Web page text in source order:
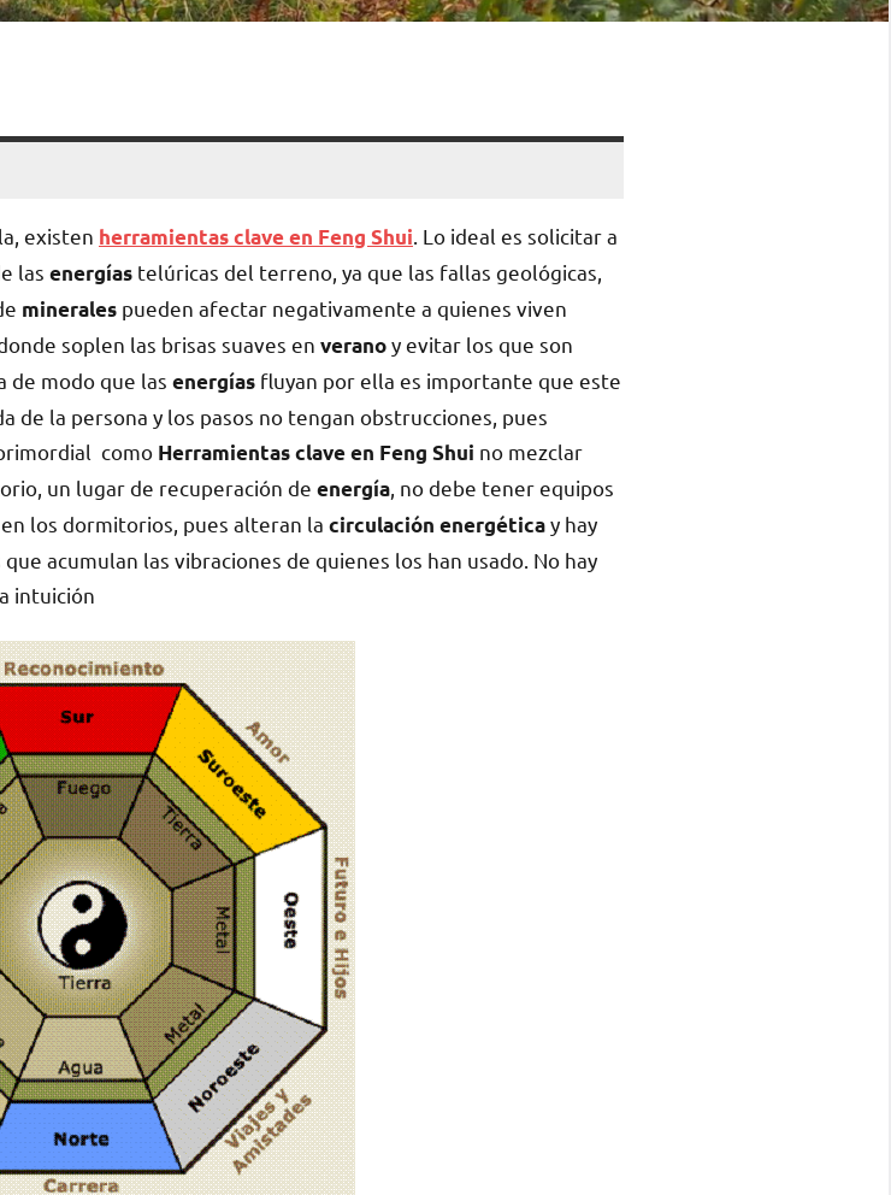
existen herramientas clave en Feng Shui. Lo ideal es solicitar a
las energías telúricas del terreno, ya que las fallas geológicas,
minerales pueden afectar negativamente a quienes viven
soplen las brisas suaves en veranoy evitar los que son
de modo que las energías fluyan por ella es importante que este
de la persona y los pasos no tengan obstrucciones, pues
como Herramientas clave en Feng Shui no mezclar
un lugar de recuperación de energía, no debe tener equipos
los dormitorios, pues alteran la circulación energéticay hay
acumulan las vibraciones de quienes los han usado. No hay
intuición